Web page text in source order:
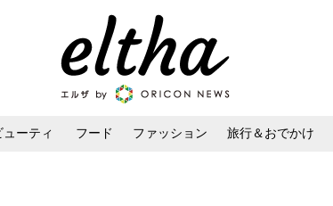
ューティ フード ファッション 旅行＆おでかけ